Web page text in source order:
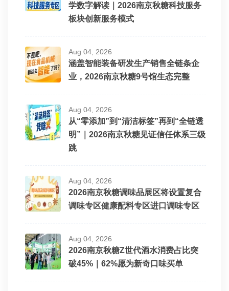
学数字解读｜2026南京秋糖科技服务
板块创新服务模式
Aug 04, 2026
涵盖智能装备研发生产销售全链条企
业，2026南京秋糖9号馆生态完整
Aug 04, 2026
从“零添加”到“清洁标签”再到“全链透
明”｜2026南京秋糖见证信任体系三级
跳
Aug 04, 2026
2026南京秋糖调味品展区将设置复合
调味专区健康配料专区进口调味专区
Aug 04, 2026
2026南京秋糖Z世代酒水消费占比突
破45%｜62%愿为新奇口味买单